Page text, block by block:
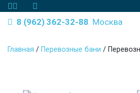
8 (962) 362-32-88 Москва
Главная / Перевозные бани /